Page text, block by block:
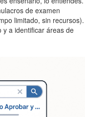
de examen
limitado, sin recursos).
y a identificar áreas de